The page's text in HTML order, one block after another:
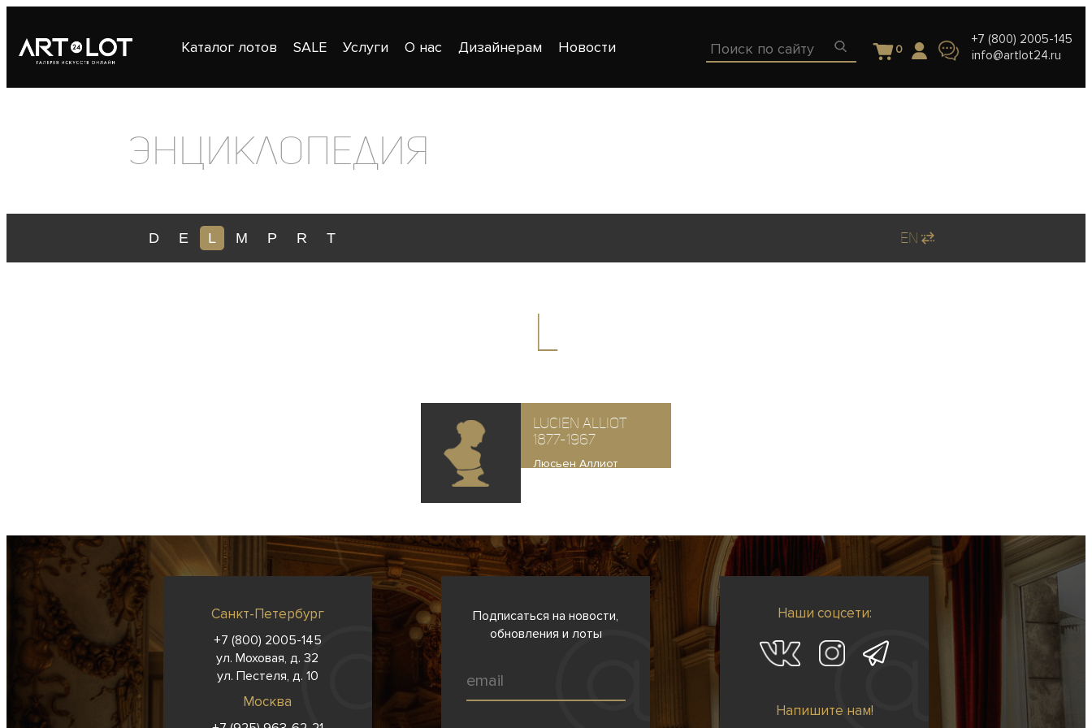
Каталог лотов SALE Услуги О нас Дизайнерам Новости 0
+7 (800) 2005-145
info@artlot24.ru
Энциклопедия
D E L M P R T EN
L
Lucien Alliot
1877-1967
Люсьен Аллиот
Санкт-Петербург
+7 (800) 2005-145
ул. Моховая, д. 32
ул. Пестеля, д. 10
Москва
Подписаться на новости,
обновления и лоты
Наши соцсети:
Напишите нам!